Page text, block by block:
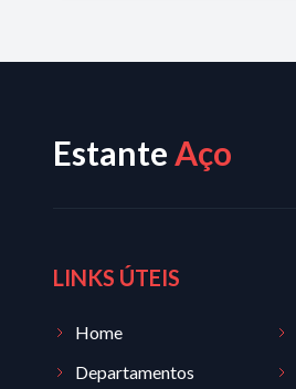
Estante Aço
LINKS ÚTEIS
Home
Departamentos